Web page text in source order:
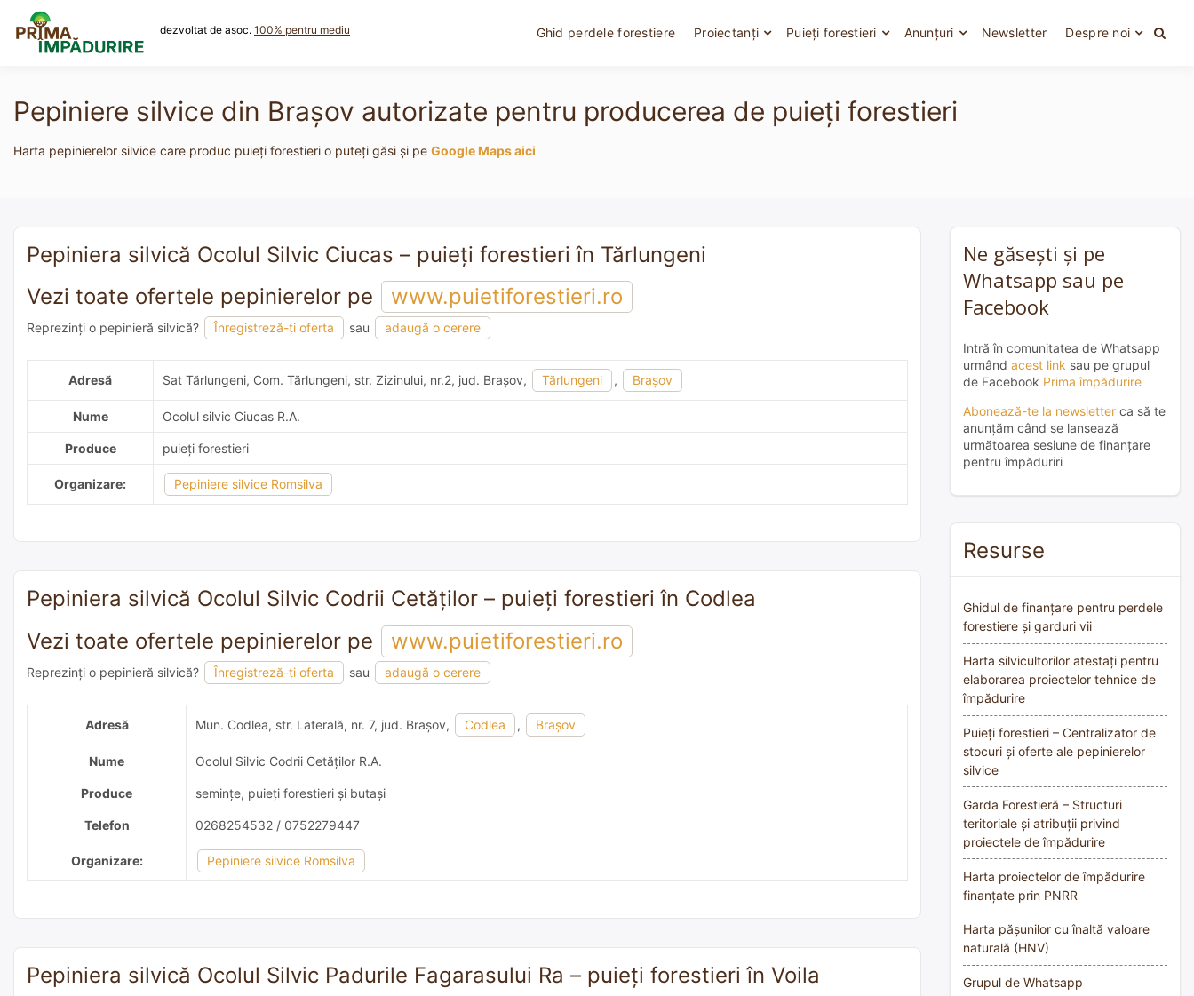
content
dezvoltat de asoc. 100% pentru mediu Ghid perdele forestiere Proiectanți Puieți forestieri Anunțuri Newsletter Despre noi
Pepiniere silvice din Braşov autorizate pentru producerea de puieți forestieri
Harta pepinierelor silvice care produc puieți forestieri o puteți găsi și pe Google Maps aici
Pepiniera silvică Ocolul Silvic Ciucas – puieți forestieri în Tărlungeni
Vezi toate ofertele pepinierelor pe
www.puietiforestieri.ro
Reprezinți o pepinieră silvică? Înregistreză-ți oferta sau
adaugă o cerere
Adresă
Sat Tărlungeni, Com. Tărlungeni, str. Zizinului, nr.2, jud. Braşov, Tărlungeni , Braşov
Nume Ocolul silvic Ciucas R.A.
Produce puieți forestieri
Organizare: Pepiniere silvice Romsilva
Pepiniera silvică Ocolul Silvic Codrii Cetăţilor – puieți forestieri în Codlea
Vezi toate ofertele pepinierelor pe
www.puietiforestieri.ro
Reprezinți o pepinieră silvică? Înregistreză-ți oferta sau
adaugă o cerere
Adresă
Mun. Codlea, str. Laterală, nr. 7, jud. Braşov, Codlea , Braşov
Nume Ocolul Silvic Codrii Cetăţilor R.A.
Produce semințe, puieți forestieri și butași
Telefon 0268254532 / 0752279447
Organizare: Pepiniere silvice Romsilva
Pepiniera silvică Ocolul Silvic Padurile Fagarasului Ra – puieți forestieri în Voila
Ne găsești și pe
Whatsapp sau pe
Facebook
Intră în comunitatea de Whatsapp
urmând acest link sau pe grupul
de Facebook Prima împădurire
Abonează-te la newsletter ca să te
anunțăm când se lansează
următoarea sesiune de finanțare
pentru împăduriri
Resurse
Ghidul de finanțare pentru perdele
forestiere și garduri vii
Harta silvicultorilor atestați pentru
elaborarea proiectelor tehnice de
împădurire
Puieți forestieri – Centralizator de
stocuri și oferte ale pepinierelor
silvice
Garda Forestieră – Structuri
teritoriale și atribuții privind
proiectele de împădurire
Harta proiectelor de împădurire
finanțate prin PNRR
Harta pășunilor cu înaltă valoare
naturală (HNV)
Grupul de Whatsapp